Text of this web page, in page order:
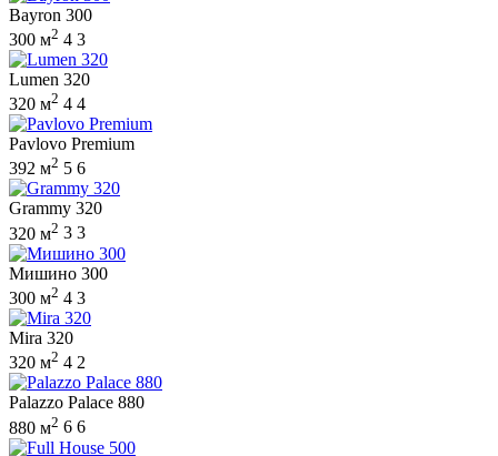
Bayron 300
300 м2 4 3
Lumen 320
320 м2 4 4
Pavlovo Premium
392 м2 5 6
Grammy 320
320 м2 3 3
Мишино 300
300 м2 4 3
Mira 320
320 м2 4 2
Palazzo Palace 880
880 м2 6 6